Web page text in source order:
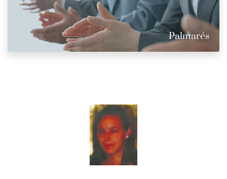
Palmarés